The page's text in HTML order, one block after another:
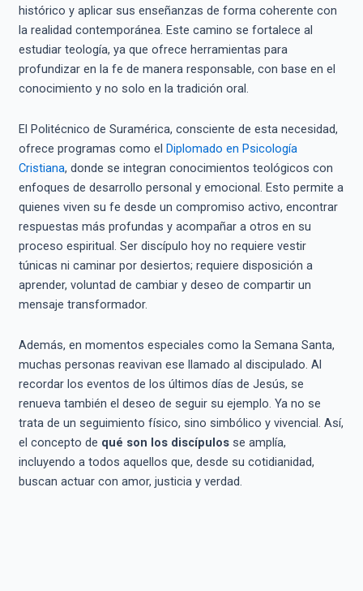
histórico y aplicar sus enseñanzas de forma coherente con
la realidad contemporánea. Este camino se fortalece al
estudiar teología, ya que ofrece herramientas para
profundizar en la fe de manera responsable, con base en el
conocimiento y no solo en la tradición oral.
El Politécnico de Suramérica, consciente de esta necesidad,
ofrece programas como el Diplomado en Psicología
Cristiana, donde se integran conocimientos teológicos con
enfoques de desarrollo personal y emocional. Esto permite a
quienes viven su fe desde un compromiso activo, encontrar
respuestas más profundas y acompañar a otros en su
proceso espiritual. Ser discípulo hoy no requiere vestir
túnicas ni caminar por desiertos; requiere disposición a
aprender, voluntad de cambiar y deseo de compartir un
mensaje transformador.
Además, en momentos especiales como la Semana Santa,
muchas personas reavivan ese llamado al discipulado. Al
recordar los eventos de los últimos días de Jesús, se
renueva también el deseo de seguir su ejemplo. Ya no se
trata de un seguimiento físico, sino simbólico y vivencial. Así,
el concepto de qué son los discípulosse amplía,
incluyendo a todos aquellos que, desde su cotidianidad,
buscan actuar con amor, justicia y verdad.